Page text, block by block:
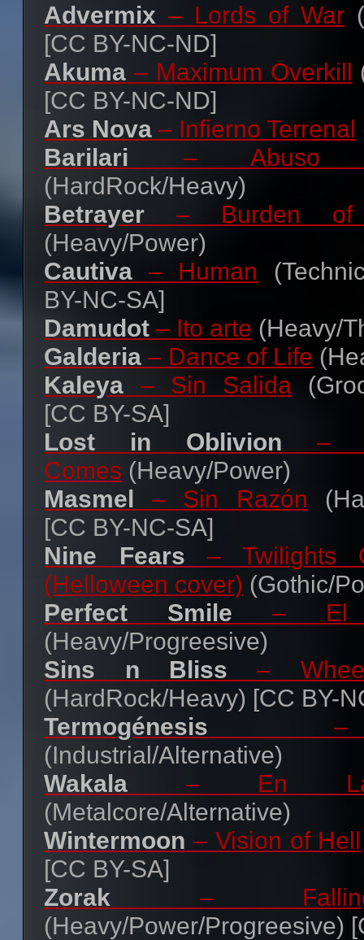
Advermix – Lords of War
[CC BY-NC-ND]
Akuma – Maximum Overkill
[CC BY-NC-ND]
Ars Nova – Infierno Terrenal
Barilari – Abuso
(HardRock/Heavy)
Betrayer – Burden of
(Heavy/Power)
Cautiva – Human
BY-NC-SA]
Damudot – Ito arte (Heavy/
Galderia – Dance of Life
Kaleya – Sin Salida
[CC BY-SA]
Lost in Oblivion –
Comes (Heavy/Power)
Masmel – Sin Razón
[CC BY-NC-SA]
Nine Fears – Twilights
(Helloween cover) (Gothic/
Perfect Smile – El
(Heavy/Progreesive)
Sins n Bliss –
(HardRock/Heavy) [CC BY-
Termogénesis –
(Industrial/Alternative)
Wakala – En Las
(Metalcore/Alternative)
Wintermoon – Vision of Hell
[CC BY-SA]
Zorak – Falling
(Heavy/Power/Progreesive)